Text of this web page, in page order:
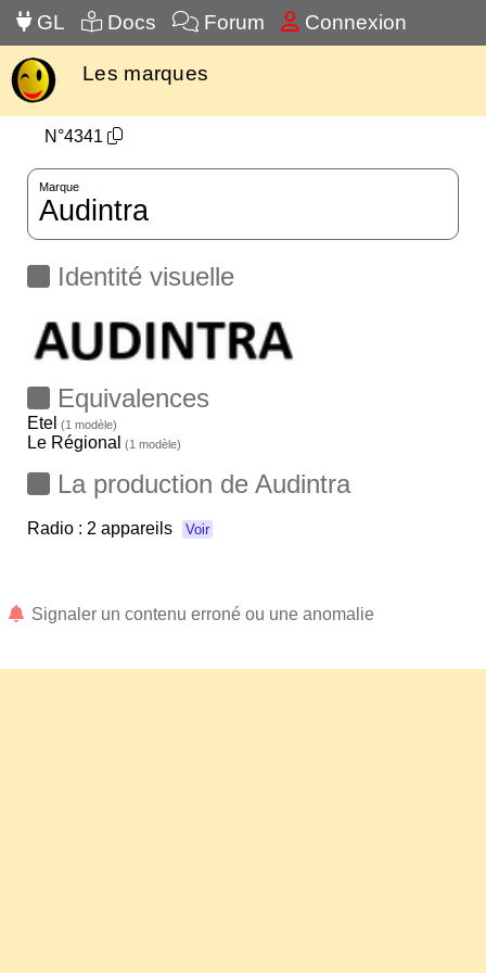
GL Docs Forum Connexion
Les marques
N°4341
Marque
Audintra
Identité visuelle
Equivalences
Etel (1 modèle)
Le Régional (1 modèle)
La production de Audintra
Radio : 2 appareils Voir
Signaler un contenu erroné ou une anomalie